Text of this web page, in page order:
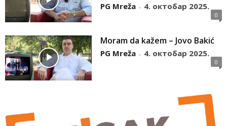
PG Mreža - 4. октобар 2025.
0
Moram da kažem – Jovo Bakić
PG Mreža - 4. октобар 2025.
0